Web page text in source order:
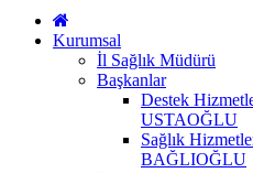
Kurumsal
İl Sağlık Müdürü
Başkanlar
Destek
USTAOĞLU
Sağlık
BAĞLIOĞLU